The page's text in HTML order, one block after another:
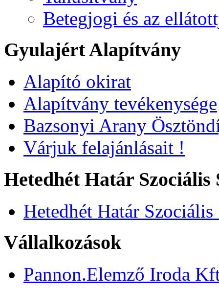
Betegjogi és az
Gyulajért Alapítvány
Alapító okirat
Alapítvány tevékenysége
Bazsonyi Arany
Várjuk felajánlásait !
Hetedhét Határ Szociális
Hetedhét Határ Szociális
Vállalkozások
Pannon.Elemző Iroda